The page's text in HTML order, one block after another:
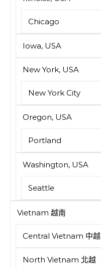
Chicago
Iowa, USA
New York, USA
New York City
Oregon, USA
Portland
Washington, USA
Seattle
Vietnam 越南
Central Vietnam 中越
North Vietnam 北越